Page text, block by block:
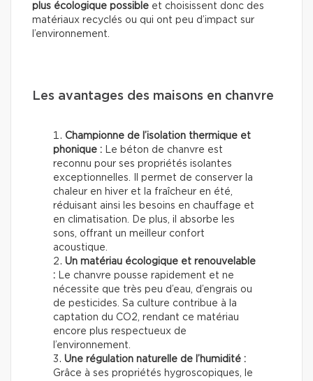
plus écologique possible et choisissent donc des
matériaux recyclés ou qui ont peu d’impact sur
l’environnement.
Les avantages des maisons en chanvre
Championne de l’isolation thermique et
phonique :
Le béton de chanvre est
reconnu pour ses propriétés isolantes
exceptionnelles. Il permet de conserver la
chaleur en hiver et la fraîcheur en été,
réduisant ainsi les besoins en chauffage et
en climatisation. De plus, il absorbe les
sons, offrant un meilleur confort
acoustique.
Un matériau écologique et renouvelable
:
Le chanvre pousse rapidement et ne
nécessite que très peu d’eau, d’engrais ou
de pesticides. Sa culture contribue à la
captation du CO2, rendant ce matériau
encore plus respectueux de
l’environnement.
Une régulation naturelle de l’humidité :
Grâce à ses propriétés hygroscopiques, le